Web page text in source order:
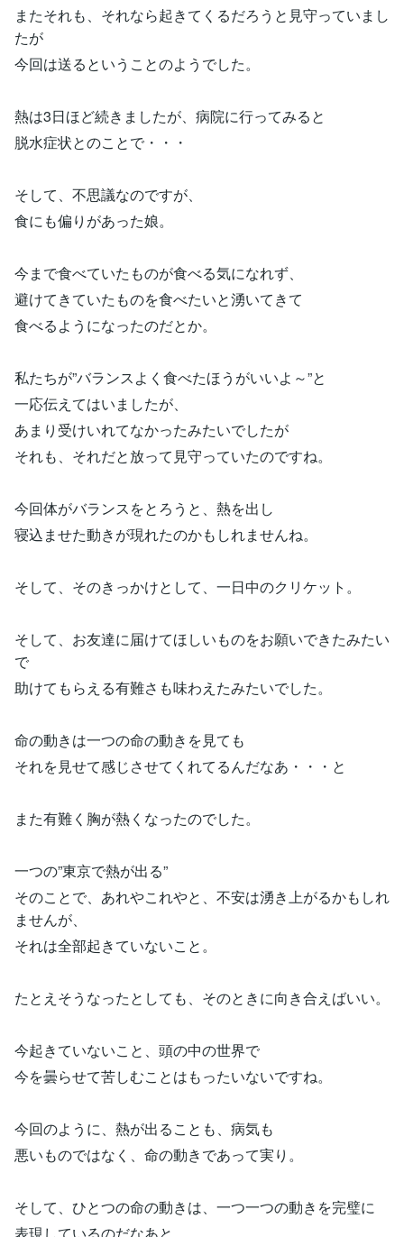
またそれも、それなら起きてくるだろうと見守っていまし
たが
今回は送るということのようでした。
熱は3日ほど続きましたが、病院に行ってみると
脱水症状とのことで・・・
そして、不思議なのですが、
食にも偏りがあった娘。
今まで食べていたものが食べる気になれず、
避けてきていたものを食べたいと湧いてきて
食べるようになったのだとか。
私たちが”バランスよく食べたほうがいいよ～”と
一応伝えてはいましたが、
あまり受けいれてなかったみたいでしたが
それも、それだと放って見守っていたのですね。
今回体がバランスをとろうと、熱を出し
寝込ませた動きが現れたのかもしれませんね。
そして、そのきっかけとして、一日中のクリケット。
そして、お友達に届けてほしいものをお願いできたみたい
で
助けてもらえる有難さも味わえたみたいでした。
命の動きは一つの命の動きを見ても
それを見せて感じさせてくれてるんだなあ・・・と
また有難く胸が熱くなったのでした。
一つの”東京で熱が出る”
そのことで、あれやこれやと、不安は湧き上がるかもしれ
ませんが、
それは全部起きていないこと。
たとえそうなったとしても、そのときに向き合えばいい。
今起きていないこと、頭の中の世界で
今を曇らせて苦しむことはもったいないですね。
今回のように、熱が出ることも、病気も
悪いものではなく、命の動きであって実り。
そして、ひとつの命の動きは、一つ一つの動きを完璧に
表現しているのだなあと